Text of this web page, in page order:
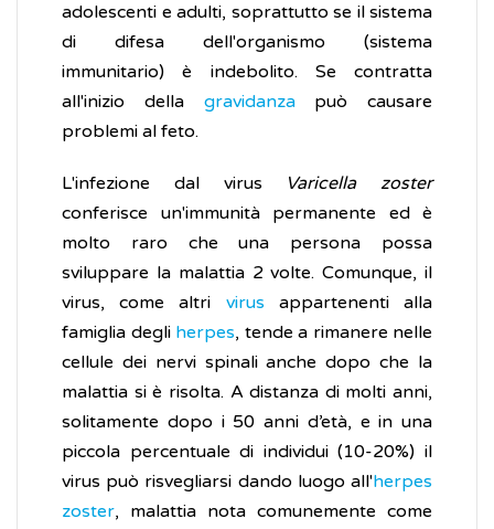
adolescenti e adulti, soprattutto se il sistema
di difesa dell'organismo (sistema
immunitario) è indebolito. Se contratta
all'inizio della gravidanzapuò causare
problemi al feto.
L'infezione dal virus
Varicella zoster
conferisce un'immunità permanente ed è
molto raro che una persona possa
sviluppare la malattia 2 volte. Comunque, il
virus, come altri virus appartenenti alla
famiglia degli herpes, tende a rimanere nelle
cellule dei nervi spinali anche dopo che la
malattia si è risolta. A distanza di molti anni,
solitamente dopo i 50 anni d’età, e in una
piccola percentuale di individui (10-20%) il
virus può risvegliarsi dando luogo all'herpes
zoster, malattia nota comunemente come